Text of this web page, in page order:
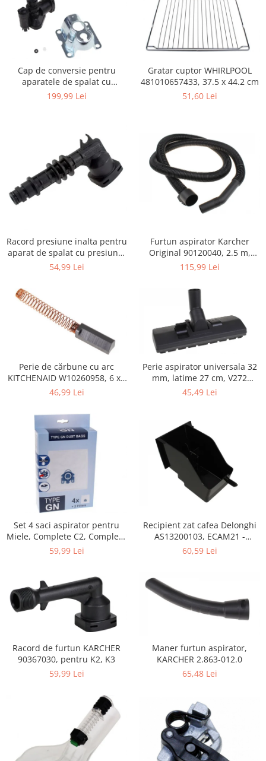
Igiena si ingrijire
Jucarii si Jocuri
Maternitate
Petshop
Accesorii animale de companie
Acvaristica
Castroane si adapatori animale
Mobila si transport animale de
Zgarzi, lese si hamuri
PC, Periferice & Software
Componente PC
Desktop PC & Monitoare
Consumabile
Periferice PC
Retelistica & Supraveghere
Telecomenzi garaj
Sport & Activitati in aer liber
Accesorii antrenament
Accesorii sportive
Articole Voiaj
Sporturi acvatice
Sporturi de interior
TV, Audio & Foto
Aparate Foto & Accesorii
Audio HI-FI & Profesionale
Camere video si sport
Drone si Accesorii
Home Cinema & Audio
Playere, Boxe & Casti
Televizoare & accesorii
Bacanie
Ambalaje cadouri
Curatenie si intretinere
Cap de conversie pentru
aparatele de spalat cu
presiune KARCHER K
199,99 Lei
Gratar cuptor WHIRLPOOL
481010657433, 37.5 x 44.2 cm
51,60 Lei
Racord presiune inalta pentru
aparat de spalat cu presiune,
KARCHER 9.013-355.0, K4/K5
54,99 Lei
Furtun aspirator Karcher
Original 90120040, 2.5 m,
negru
115,99 Lei
Perie de cărbune cu arc
KITCHENAID W10260958, 6 x6
x 19 mm, pentru 5KSM15
46,99 Lei
Perie aspirator universala 32
mm, latime 27 cm, V272
ECONOMY
45,49 Lei
Set 4 saci aspirator pentru
Miele, Complete C2, Complete
C3, Classic C1, S8, S5, S2,
59,99 Lei
Recipient zat cafea Delonghi
AS13200103, ECAM21 -
ECAM25
60,59 Lei
Racord de furtun KARCHER
90367030, pentru K2, K3
59,99 Lei
Maner furtun aspirator,
KARCHER 2.863-012.0
65,48 Lei